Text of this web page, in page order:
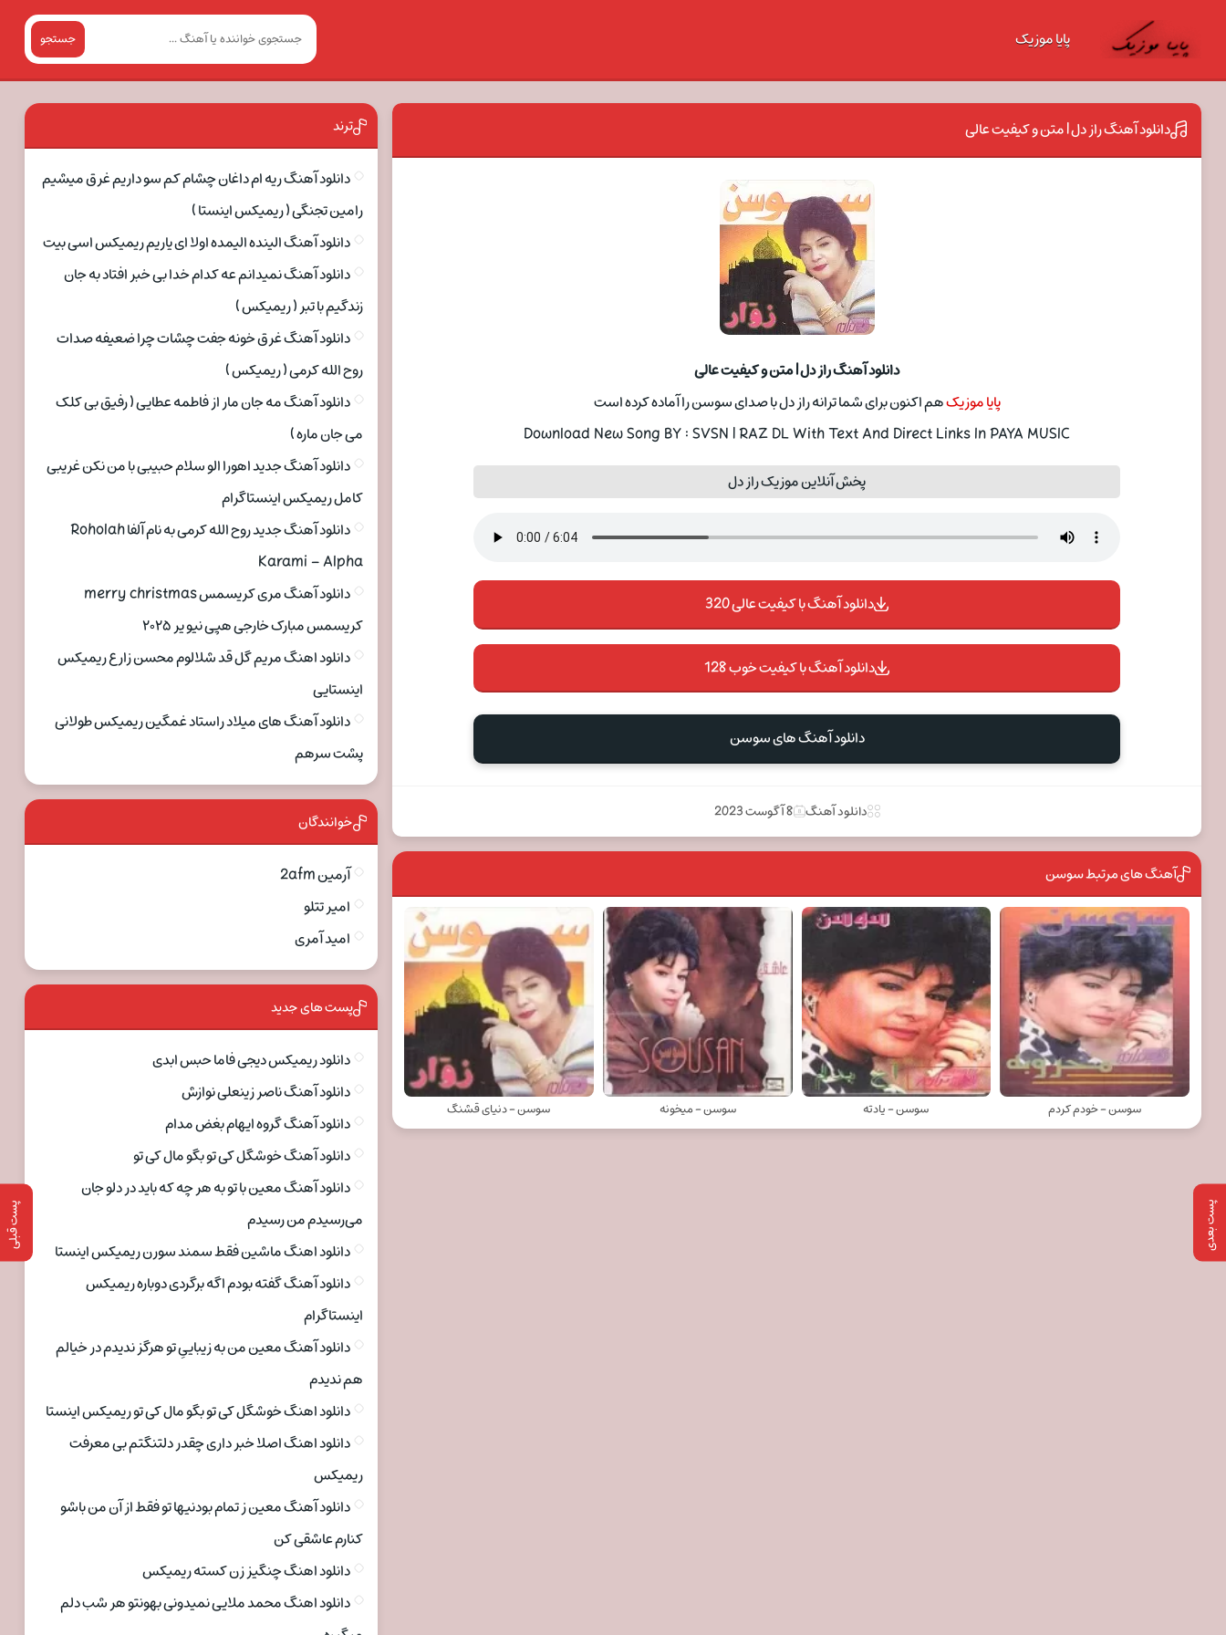
پایا موزیک جستجو
پست بعدی پست قبلی
دانلود آهنگ راز دل | متن و کیفیت عالی
دانلود آهنگ راز دل | متن و کیفیت عالی
پایا موزیکهم اکنون برای شما ترانه راز دل با صدای سوسن را آماده کرده است
Download New Song BY : SVSN | RAZ DL With Text And Direct Links In PAYA MUSIC
پخش آنلاین موزیک راز دل
دانلود آهنگ با کیفیت عالی 320
دانلود آهنگ با کیفیت خوب 128
دانلود آهنگ های سوسن
دانلود آهنگ 8 آگوست 2023
آهنگ های مرتبط سوسن
سوسن - خودم کردم سوسن - یادته سوسن - میخونه سوسن - دنیای قشنگ
ترند
دانلود آهنگ ریه ام داغان چشام کم سو داریم غرق میشیم
رامین تجنگی ( ریمیکس اینستا )
دانلود آهنگ الینده الیمده اولا ای یاریم ریمیکس اسی بیت
دانلود آهنگ نمیدانم عه کدام خدا بی خبر افتاد به جان
زندگیم با تبر ( ریمیکس )
دانلود آهنگ غرق خونه جفت چشات چرا ضعیفه صدات
روح الله کرمی ( ریمیکس )
دانلود آهنگ مه جان مار از فاطمه عطایی ( رفیق بی کلک
می جان ماره )
دانلود آهنگ جدید اهورا الو سلام حبیبی با من نکن غریبی
کامل ریمیکس اینستاگرام
دانلود آهنگ جدید روح الله کرمی به نام آلفا Roholah
Karami – Alpha
دانلود آهنگ مری کریسمس merry christmas
کریسمس مبارک خارجی هپی نیو یر ۲۰۲۵
دانلود اهنگ مریم گل قد شلالوم محسن زارع ریمیکس
اینستایی
دانلود آهنگ های میلاد راستاد غمگین ریمیکس طولانی
پشت سرهم
خوانندگان
آرمین 2afm
امیر تتلو
امید آمری
پست های جدید
دانلود ریمیکس دیجی فاما حبس ابدی
دانلود آهنگ ناصر زینعلی نوازش
دانلود آهنگ گروه ایهام بغض مدام
دانلود آهنگ خوشگل کی تو بگو مال کی تو
دانلود آهنگ معین با تو به هر چه که باید در دلو جان
می‌رسیدم من رسیدم
دانلود اهنگ ماشین فقط سمند سورن ریمیکس اینستا
دانلود آهنگ گفته بودم اگه برگردی دوباره ریمیکس
اینستاگرام
دانلود آهنگ معین من به زیباییِ تو هرگز ندیدم در خیالم
هم ندیدم
دانلود اهنگ خوشگل کی تو بگو مال کی تو ریمیکس اینستا
دانلود اهنگ اصلا خبر داری چقدر دلتنگتم بی معرفت
ریمیکس
دانلود آهنگ معین ز تمام بودنیها تو فقط از آن من باشو
کنارم عاشقی کن
دانلود اهنگ چنگیز زن کسته ریمیکس
دانلود اهنگ محمد ملایی نمیدونی بهونتو هر شب دلم